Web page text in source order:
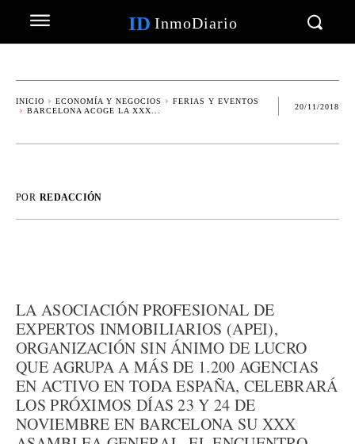
ID InmoDiario
INICIO ECONOMÍA Y NEGOCIOS
FERIAS Y EVENTOS
BARCELONA ACOGE LA XXX...
20/11/2018
POR REDACCIÓN
LA ASOCIACIÓN PROFESIONAL DE
EXPERTOS INMOBILIARIOS (APEI),
ORGANIZACIÓN SIN ÁNIMO DE LUCRO
QUE AGRUPA A MÁS DE 1.200 AGENCIAS
EN ACTIVO EN TODA ESPAÑA, CELEBRARÁ
LOS PRÓXIMOS DÍAS 23 Y 24 DE
NOVIEMBRE EN BARCELONA SU XXX